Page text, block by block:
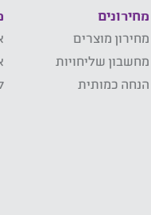
מחירונים
מחירון מוצרים
מחשבון שליחויות
הנחה כמותית